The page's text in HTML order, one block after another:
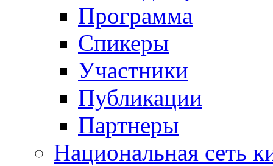
Программа
Спикеры
Участники
Публикации
Партнеры
Национальная сеть